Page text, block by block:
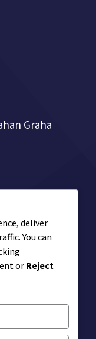
Graha
deliver
You can
or Reject